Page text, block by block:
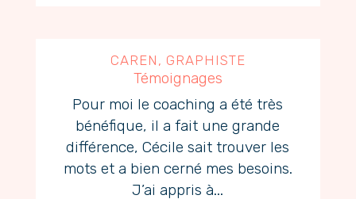
CAREN, GRAPHISTE
Témoignages
Pour moi le coaching a été très
bénéfique, il a fait une grande
différence, Cécile sait trouver les
mots et a bien cerné mes besoins.
J’ai appris à...